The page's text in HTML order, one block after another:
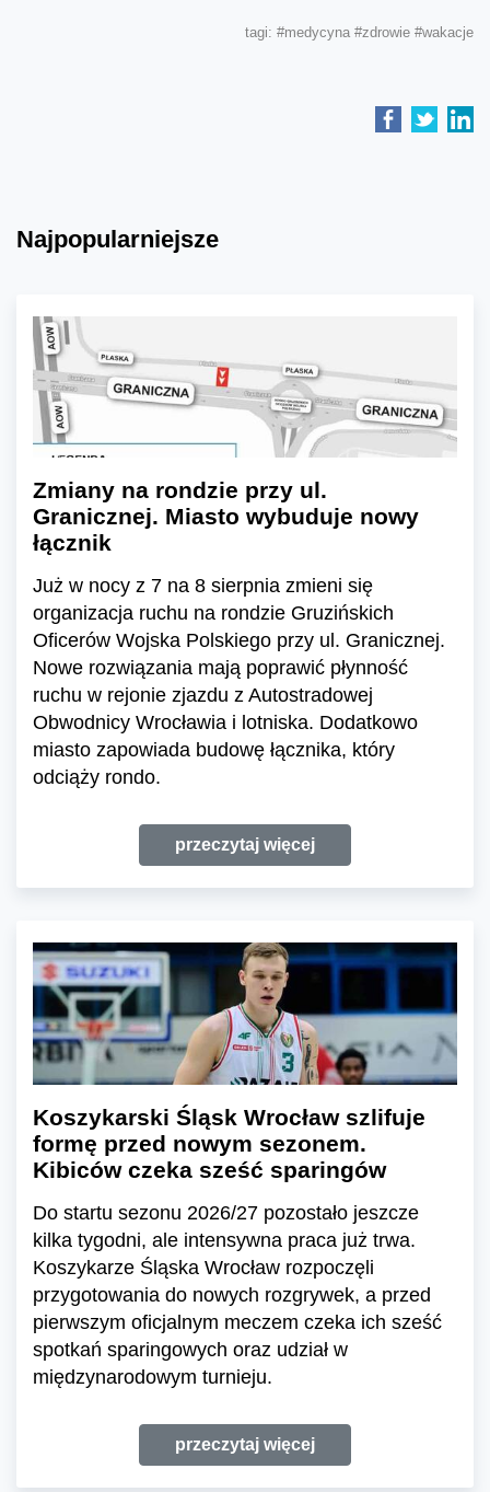
tagi: #medycyna #zdrowie #wakacje
Najpopularniejsze
Zmiany na rondzie przy ul.
Granicznej. Miasto wybuduje nowy
łącznik
Już w nocy z 7 na 8 sierpnia zmieni się
organizacja ruchu na rondzie Gruzińskich
Oficerów Wojska Polskiego przy ul. Granicznej.
Nowe rozwiązania mają poprawić płynność
ruchu w rejonie zjazdu z Autostradowej
Obwodnicy Wrocławia i lotniska. Dodatkowo
miasto zapowiada budowę łącznika, który
odciąży rondo.
przeczytaj więcej
Koszykarski Śląsk Wrocław szlifuje
formę przed nowym sezonem.
Kibiców czeka sześć sparingów
Do startu sezonu 2026/27 pozostało jeszcze
kilka tygodni, ale intensywna praca już trwa.
Koszykarze Śląska Wrocław rozpoczęli
przygotowania do nowych rozgrywek, a przed
pierwszym oficjalnym meczem czeka ich sześć
spotkań sparingowych oraz udział w
międzynarodowym turnieju.
przeczytaj więcej